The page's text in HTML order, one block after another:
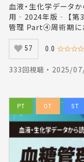
血液・生化学データ
用‐2024年版‐ 【第3
管理 Part④周術期に
57 0.0
333回視聴 ・ 2025/
PT OT ST